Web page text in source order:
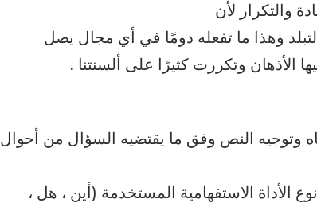
والتكرار لأن
وهذا ما تفعله دومًا في أي مجال يصل
الأذهان وتكررت كثيرًا على ألسنتنا .
وتوجيه النص وفق ما يقتضيه السؤال من أحوال
الأداة الاستفهامية المستخدمة (أين ، هل ،